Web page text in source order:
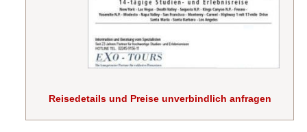
Reisedetails und Preise unverbindlich anfragen